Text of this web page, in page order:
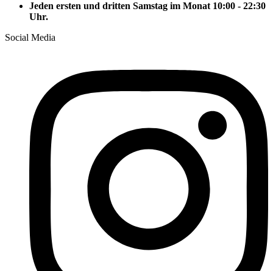
Jeden ersten und dritten Samstag im Monat 10:00 - 22:30
Uhr.
Social Media